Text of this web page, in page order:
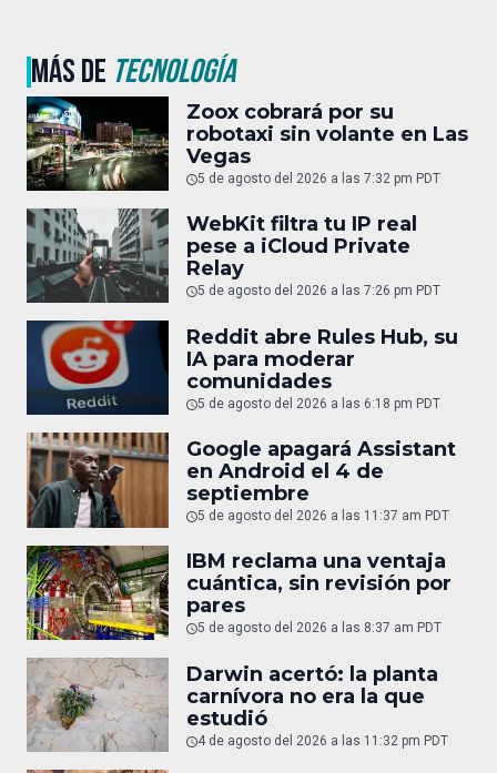
MÁS DE TECNOLOGÍA
Zoox cobrará por su
robotaxi sin volante en Las
Vegas
5 de agosto del 2026 a las 7:32 pm PDT
WebKit filtra tu IP real
pese a iCloud Private
Relay
5 de agosto del 2026 a las 7:26 pm PDT
Reddit abre Rules Hub, su
IA para moderar
comunidades
5 de agosto del 2026 a las 6:18 pm PDT
Google apagará Assistant
en Android el 4 de
septiembre
5 de agosto del 2026 a las 11:37 am PDT
IBM reclama una ventaja
cuántica, sin revisión por
pares
5 de agosto del 2026 a las 8:37 am PDT
Darwin acertó: la planta
carnívora no era la que
estudió
4 de agosto del 2026 a las 11:32 pm PDT